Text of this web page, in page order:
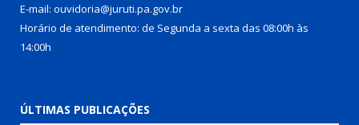
E-mail: ouvidoria@juruti.pa.gov.br
Horário de atendimento: de Segunda a sexta das 08:00h às
14:00h
ÚLTIMAS PUBLICAÇÕES